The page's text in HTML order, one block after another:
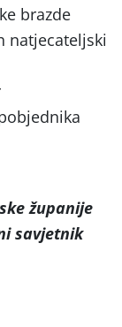
brazde
natjecateljski
županije
savjetnik